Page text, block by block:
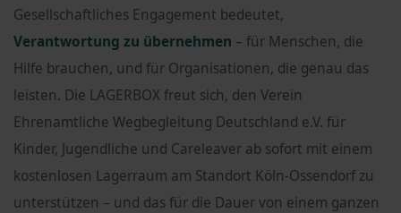
Gesellschaftliches Engagement bedeutet,
Verantwortung zu übernehmen – für Menschen, die
Hilfe brauchen, und für Organisationen, die genau das
leisten. Die LAGERBOX freut sich, den Verein
Ehrenamtliche Wegbegleitung Deutschland e.V. für
Kinder, Jugendliche und Careleaver ab sofort mit einem
kostenlosen Lagerraum am Standort Köln-Ossendorf zu
unterstützen – und das für die Dauer von einem ganzen